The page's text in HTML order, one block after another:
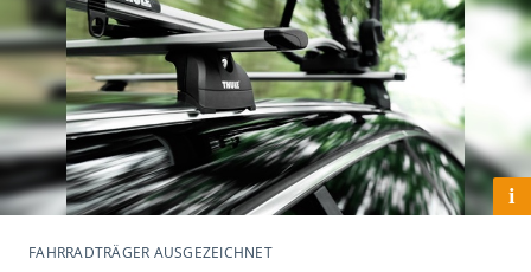
i
FAHRRADTRÄGER AUSGEZEICHNET